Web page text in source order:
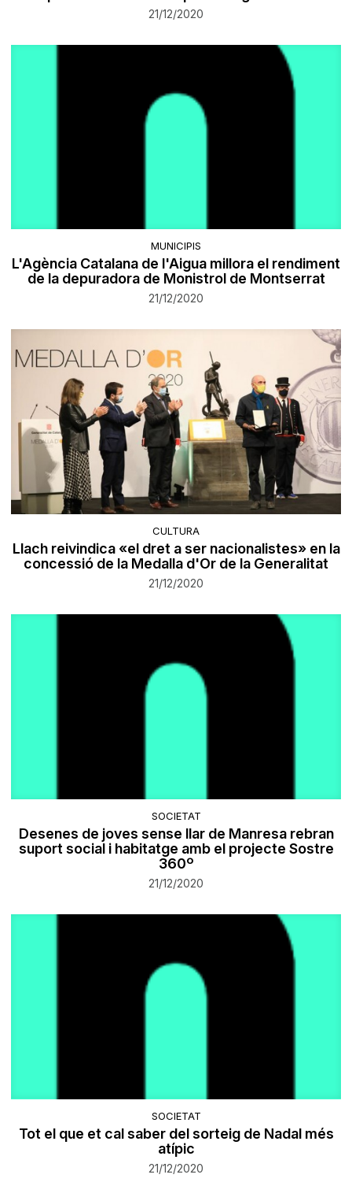
21/12/2020
MUNICIPIS
L'Agència Catalana de l'Aigua millora el rendiment
de la depuradora de Monistrol de Montserrat
21/12/2020
CULTURA
Llach reivindica «el dret a ser nacionalistes» en la
concessió de la Medalla d'Or de la Generalitat
21/12/2020
SOCIETAT
Desenes de joves sense llar de Manresa rebran
suport social i habitatge amb el projecte Sostre
360º
21/12/2020
SOCIETAT
Tot el que et cal saber del sorteig de Nadal més
atípic
21/12/2020